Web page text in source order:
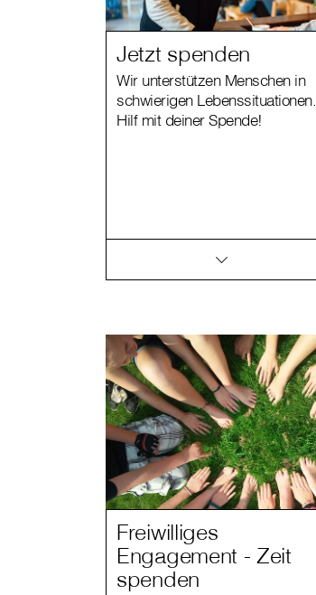
Jetzt spenden
Wir unterstützen Menschen in
schwierigen Lebenssituationen.
Hilf mit deiner Spende!
Freiwilliges
Engagement - Zeit
spenden